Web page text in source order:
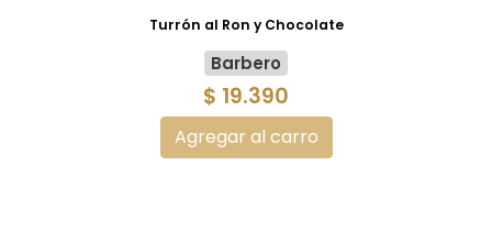
Turrón al Ron y Chocolate
Barbero
$ 19.390
Agregar al carro